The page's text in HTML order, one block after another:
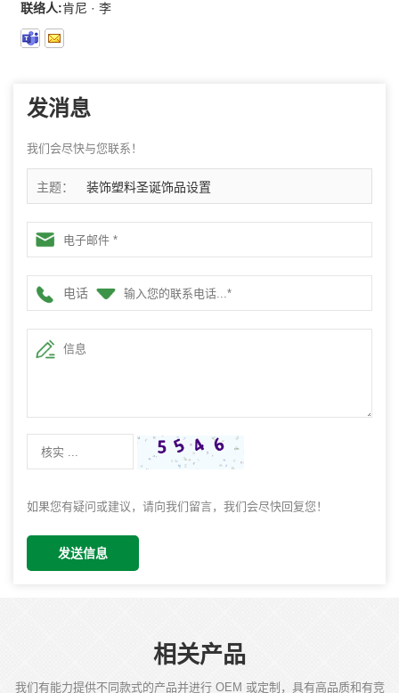
联络人:肯尼 · 李
发消息
我们会尽快与您联系！
主题： 装饰塑料圣诞饰品设置
电话
如果您有疑问或建议，请向我们留言，我们会尽快回复您！
发送信息
相关产品
我们有能力提供不同款式的产品并进行 OEM 或定制，具有高品质和有竞